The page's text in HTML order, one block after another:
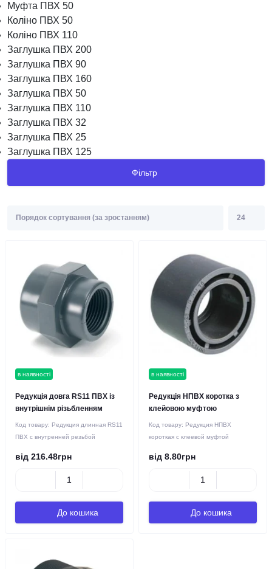
Муфта ПВХ 50
Коліно ПВХ 50
Коліно ПВХ 110
Заглушка ПВХ 200
Заглушка ПВХ 90
Заглушка ПВХ 160
Заглушка ПВХ 50
Заглушка ПВХ 110
Заглушка ПВХ 32
Заглушка ПВХ 25
Заглушка ПВХ 125
Фільтр
в наявності
Редукція довга RS11 ПВХ із
внутрішнім різьбленням
Код товару: Редукция длинная RS11
ПВХ с внутренней резьбой
від 216.48грн
До кошика
в наявності
Редукція НПВХ коротка з
клейовою муфтою
Код товару: Редукция НПВХ
короткая с клеевой муфтой
від 8.80грн
До кошика